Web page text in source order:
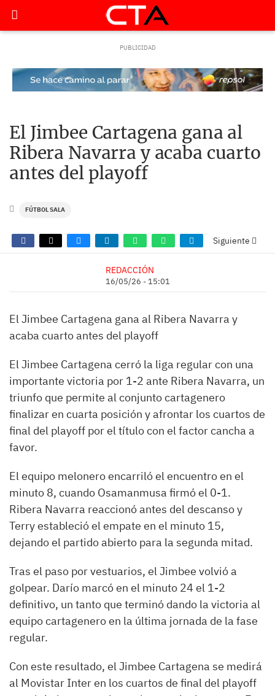
El Jimbee Cartagena gana al
Ribera Navarra y acaba cuarto
antes del playoff
FÚTBOL SALA
Siguiente
REDACCIÓN
16/05/26 - 15:01
El Jimbee Cartagena gana al Ribera Navarra y
acaba cuarto antes del playoff
El Jimbee Cartagena cerró la liga regular con una
importante victoria por 1-2 ante Ribera Navarra, un
triunfo que permite al conjunto cartagenero
finalizar en cuarta posición y afrontar los cuartos de
final del playoff por el título con el factor cancha a
favor.
El equipo melonero encarriló el encuentro en el
minuto 8, cuando Osamanmusa firmó el 0-1.
Ribera Navarra reaccionó antes del descanso y
Terry estableció el empate en el minuto 15,
dejando el partido abierto para la segunda mitad.
Tras el paso por vestuarios, el Jimbee volvió a
golpear. Darío marcó en el minuto 24 el 1-2
definitivo, un tanto que terminó dando la victoria al
equipo cartagenero en la última jornada de la fase
regular.
Con este resultado, el Jimbee Cartagena se medirá
al Movistar Inter en los cuartos de final del playoff